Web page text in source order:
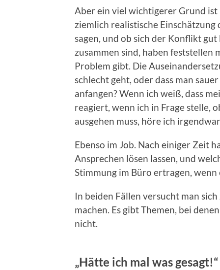
Aber ein viel wichtigerer Grund ist
ziemlich realistische Einschätzung
sagen, und ob sich der Konflikt
zusammen sind, haben feststellen
Problem gibt. Die
schlecht geht, oder dass man
anfangen? Wenn ich weiß, dass
reagiert, wenn ich in Frage stelle,
ausgehen muss, höre ich
Ebenso im Job. Nach einiger Zeit
Ansprechen lösen lassen, und
Stimmung im Büro ertragen, wenn
In beiden Fällen versucht man
machen. Es gibt Themen, bei
nicht.
„Hätte ich mal was gesagt!“